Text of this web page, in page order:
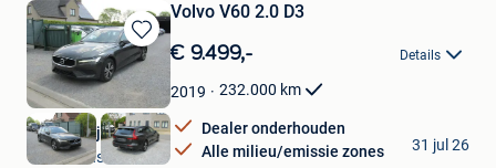
Bewaren
in
Mijn
Favorieten
Volvo V60 2.0 D3
€ 9.499,- Details
2019 232.000 km
Dealer onderhouden
Alle milieu/emissie zones
Autobedrijf BOCA
Waasmunster
31 jul 26